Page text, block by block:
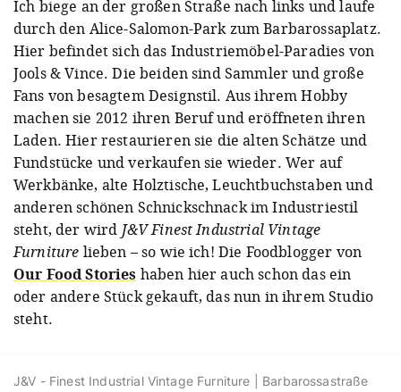
Ich biege an der großen Straße nach links und laufe
durch den Alice-Salomon-Park zum Barbarossaplatz.
Hier befindet sich das Industriemöbel-Paradies von
Jools & Vince. Die beiden sind Sammler und große
Fans von besagtem Designstil. Aus ihrem Hobby
machen sie 2012 ihren Beruf und eröffneten ihren
Laden. Hier restaurieren sie die alten Schätze und
Fundstücke und verkaufen sie wieder. Wer auf
Werkbänke, alte Holztische, Leuchtbuchstaben und
anderen schönen Schnickschnack im Industriestil
steht, der wird J&V Finest Industrial Vintage
Furniture lieben – so wie ich! Die Foodblogger von
Our Food Stories haben hier auch schon das ein
oder andere Stück gekauft, das nun in ihrem Studio
steht.
J&V - Finest Industrial Vintage Furniture | Barbarossastraße